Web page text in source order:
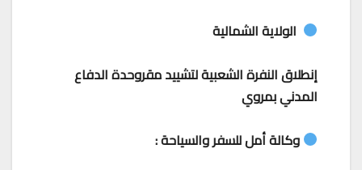
الولاية الشمالية
إنطلاق النفرة الشعبية لتشييد مقروحدة الدفاع
المدني بمروي
وكالة أمل للسفر والسياحة :